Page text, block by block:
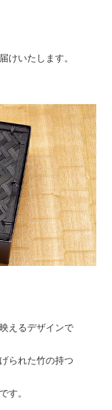
けいたします。
えるデザインで
られた竹の持つ
す。